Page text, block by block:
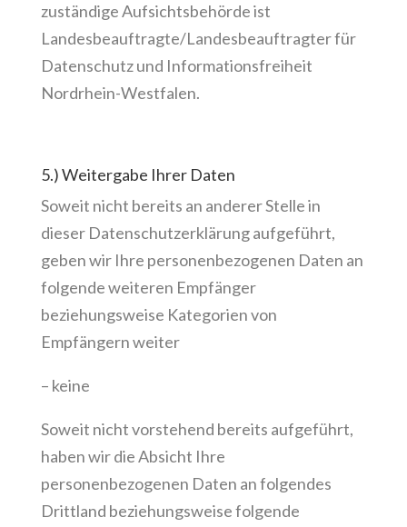
zuständige Aufsichtsbehörde ist
Landesbeauftragte/Landesbeauftragter für
Datenschutz und Informationsfreiheit
Nordrhein-Westfalen.
5.) Weitergabe Ihrer Daten
Soweit nicht bereits an anderer Stelle in
dieser Datenschutzerklärung aufgeführt,
geben wir Ihre personenbezogenen Daten an
folgende weiteren Empfänger
beziehungsweise Kategorien von
Empfängern weiter
– keine
Soweit nicht vorstehend bereits aufgeführt,
haben wir die Absicht Ihre
personenbezogenen Daten an folgendes
Drittland beziehungsweise folgende